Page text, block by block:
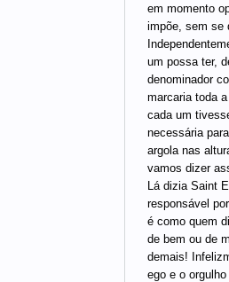
em momento
impõe, sem se
um possa ter,
denominador
marcaria toda
cada um
necessária
argola nas
vamos dizer
Lá dizia Saint
responsável
é como quem
de bem ou de
demais!
ego e o